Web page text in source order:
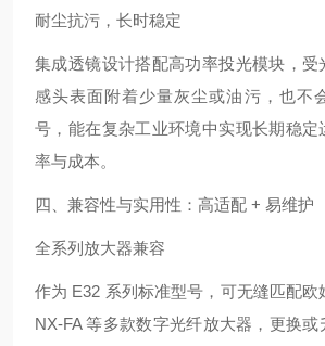
耐尘抗污，长时稳定
集成透镜设计搭配高功率投光模块，受
感头表面附着少量灰尘或油污，也不
号，能在复杂工业环境中实现长期稳定
率与成本。
四、兼容性与实用性：高适配 + 易维护
全系列放大器兼容
作为 E32 系列标准型号，可无缝匹配欧
NX-FA 等多款数字光纤放大器，更换